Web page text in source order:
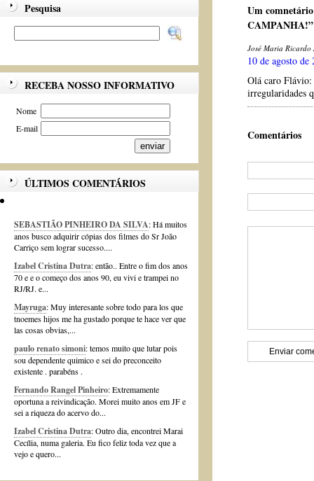
Pesquisa
RECEBA NOSSO INFORMATIVO
Nome
E-mail
ÚLTIMOS COMENTÁRIOS
SEBASTIÃO PINHEIRO DA SILVA: Há muitos
anos busco adquirir cópias dos filmes do Sr João
Carriço sem lograr sucesso....
Izabel Cristina Dutra: então.. Entre o fim dos anos
70 e e o começo dos anos 90, eu vivi e trampei no
RJ/RJ. e...
Mayruga: Muy interesante sobre todo para los que
tnoemes hijos me ha gustado porque te hace ver que
las cosas obvias,...
paulo renato simoni: temos muito que lutar pois
sou dependente quimico e sei do preconceito
existente . parabéns .
Fernando Rangel Pinheiro: Extremamente
oportuna a reivindicação. Morei muito anos em JF e
sei a riqueza do acervo do...
Izabel Cristina Dutra: Outro dia, encontrei Marai
Cecília, numa galeria. Eu fico feliz toda vez que a
vejo e quero...
Um
CAMPANHA!”
José Maria Ricardo
10 de agosto de
Olá caro Flávio:
irregularidades
Comentários